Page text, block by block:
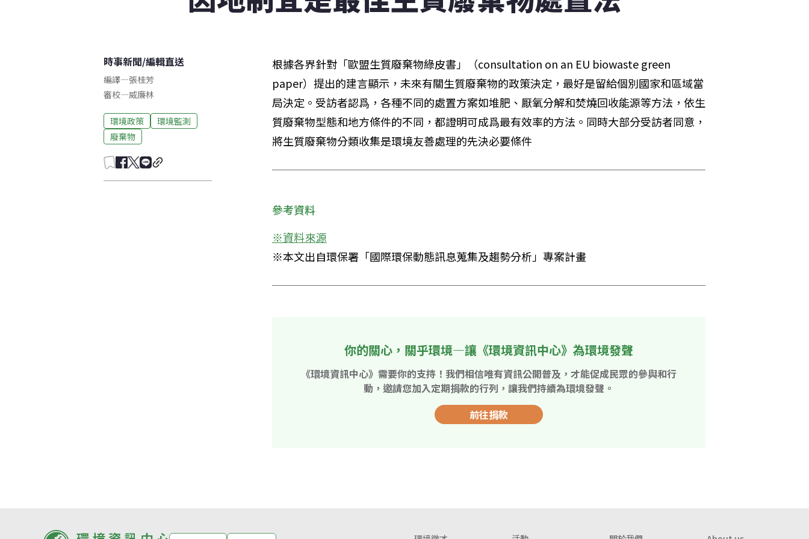
時事新聞/編輯直送
編譯—張桂芳
審校—威廉林
環境政策
環境監測
廢棄物
根據各界針對「歐盟生質廢棄物綠皮書」（consultation on an EU biowaste green
paper）提出的建言顯示，未來有關生質廢棄物的政策決定，最好是留給個別國家和區域當
局決定。受訪者認爲，各種不同的處置方案如堆肥、厭氧分解和焚燒回收能源等方法，依生
質廢棄物型態和地方條件的不同，都證明可成爲最有效率的方法。同時大部分受訪者同意，
將生質廢棄物分類收集是環境友善處理的先決必要條件
參考資料
※本文出自環保署「國際環保動態訊息蒐集及趨勢分析」專案計畫
你的關心，關乎環境—讓《環境資訊中心》為環境發聲
《環境資訊中心》需要你的支持！我們相信唯有資訊公開普及，才能促成民眾的參與和行
動，邀請您加入定期捐款的行列，讓我們持續為環境發聲。
前往捐款